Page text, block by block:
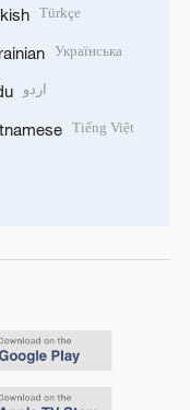
Türkçe
Українська
اردو
Tiếng Việt